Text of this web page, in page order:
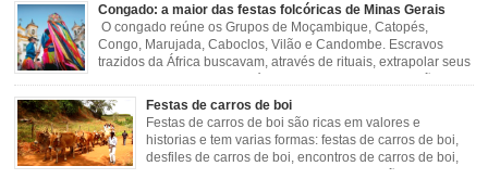
Congado: a maior das festas folcóricas de Minas Gerais
O congado reúne os Grupos de Moçambique, Catopés,
Congo, Marujada, Caboclos, Vilão e Candombe. Escravos
trazidos da África buscavam, através de rituais, extrapolar seus
sentimentos e culto a sua fé. O Congado nasceu da fusão
destes ritos com a religião católica, imposta aos negros pela Igreja, surgindo
novas histórias que envolviam, sobretudo, Nossa Senhora do […]
Festas de carros de boi
Festas de carros de boi são ricas em valores e
historias e tem varias formas: festas de carros de boi,
desfiles de carros de boi, encontros de carros de boi,